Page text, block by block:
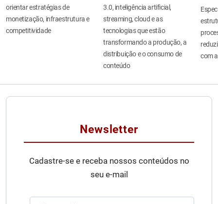
orientar estratégias de
monetização, infraestrutura e
competitividade
3.0, inteligência artificial,
streaming, cloud e as
tecnologias que estão
transformando a produção, a
distribuição e o consumo de
conteúdo
com
Newsletter
Cadastre-se e receba nossos conteúdos no
seu e-mail